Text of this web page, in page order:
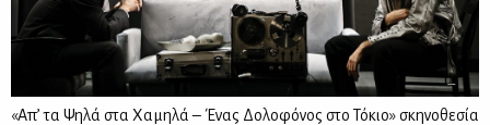
«Απ’ τα Ψηλά στα Χαμηλά – Ένας Δολοφόνος στο Τόκιο» σκηνοθεσία